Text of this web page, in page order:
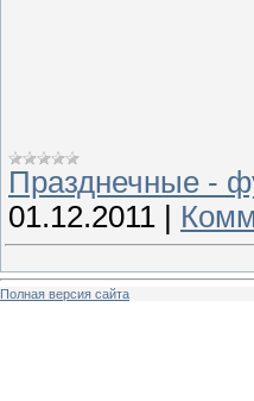
Празднечные -
01.12.2011
Полная версия сайта